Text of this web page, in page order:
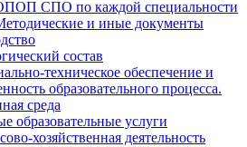
СПО по каждой специальности
и иные документы
состав
техническое обеспечение и
образовательного процесса.
среда
образовательные услуги
хозяйственная деятельность